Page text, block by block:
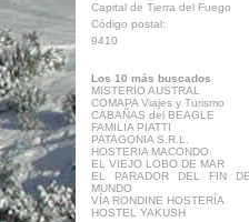
Capital de Tierra del Fuego
Código postal:
9410
Los 10 más buscados
MISTERIO AUSTRAL
COMAPA Viajes y Turismo
CABAÑAS del BEAGLE
FAMILIA PIATTI
PATAGONIA S.R.L.
HOSTERIA MACONDO
EL VIEJO LOBO DE MAR
EL PARADOR DEL FIN
MUNDO
VÍA RONDINE HOSTERÍA
HOSTEL YAKUSH